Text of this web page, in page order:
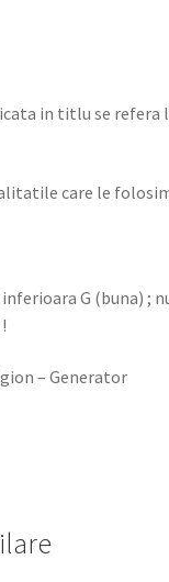
in titlu se
care le
G (buna) ;
– Generator